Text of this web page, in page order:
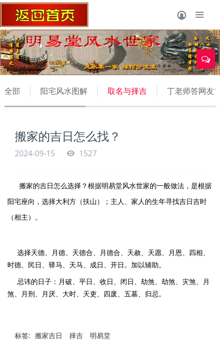
1
全部 阳宅风水图解 取名与择吉 丁老师答网友
搬家的吉日怎么找？
2024-09-15 1527
搬家的吉日怎么选择？根据明易堂风水世家的一般做法，是根据
阳宅座向，选择大利方（扶山）；主人、家人的生年寻找吉日吉时
（相主）。
选择天德、月德、天德合、月德合、天赦、天愿、月恩、四相、
时德、民日、驿马、天马、成日、开日。加以辅助。
忌讳的日子：月破、平日、收日、闭日、劫煞、劫煞、灾煞、月
煞、月刑、月厌、大时、天吏、四废、五墓、归忌。
标签: 搬家吉日 择吉 明易堂